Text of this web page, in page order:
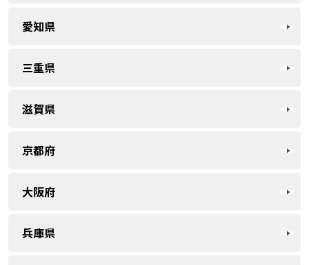
愛知県
三重県
滋賀県
京都府
大阪府
兵庫県